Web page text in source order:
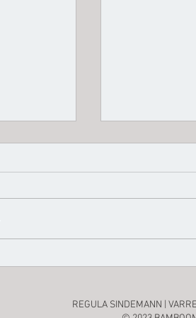
REGULA SINDEMANN |